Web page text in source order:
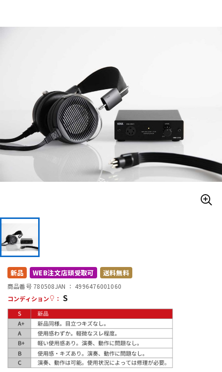
キーボード
管楽器 その他楽器
エフェクター
配信/ライブ機器
中古 ヴィンテージ
新品 WEB注文店頭受取可 送料無料
商品番号 780508JAN ： 4996476001060
コンディション
： S